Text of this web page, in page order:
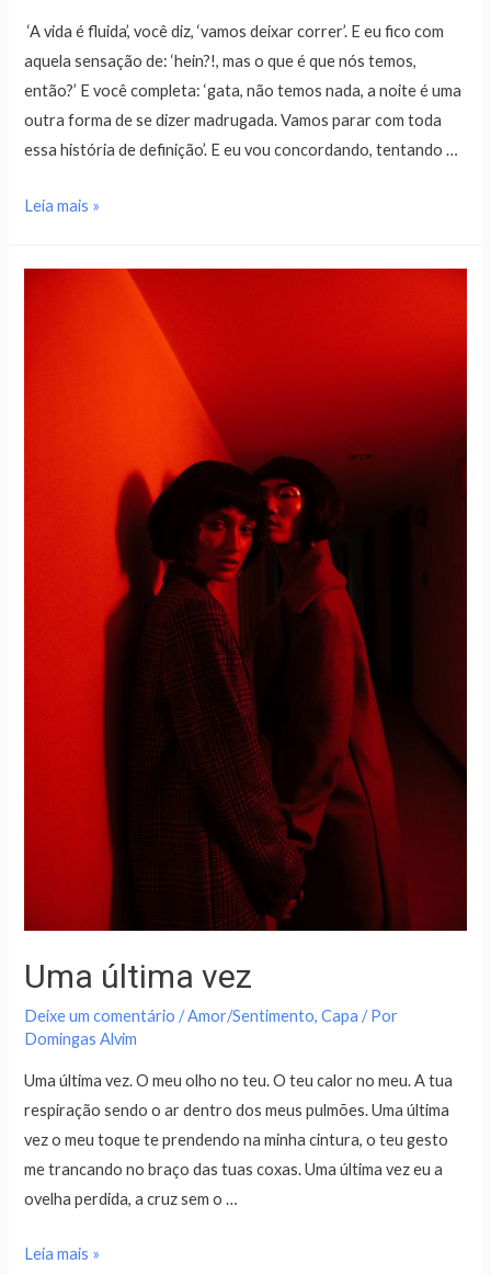
‘A vida é fluida’, você diz, ‘vamos deixar correr’. E eu fico com
aquela sensação de: ‘hein?!, mas o que é que nós temos,
então?’ E você completa: ‘gata, não temos nada, a noite é uma
outra forma de se dizer madrugada. Vamos parar com toda
essa história de definição’. E eu vou concordando, tentando …
Leia mais »
Uma última vez
Deixe um comentário /Amor/Sentimento,Capa / Por
Domingas Alvim
Uma última vez. O meu olho no teu. O teu calor no meu. A tua
respiração sendo o ar dentro dos meus pulmões. Uma última
vez o meu toque te prendendo na minha cintura, o teu gesto
me trancando no braço das tuas coxas. Uma última vez eu a
ovelha perdida, a cruz sem o …
Leia mais »